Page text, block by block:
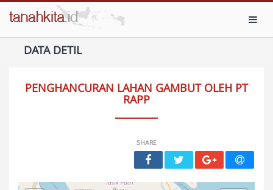
DATA DETIL
PENGHANCURAN LAHAN GAMBUT OLEH PT
RAPP
SHARE